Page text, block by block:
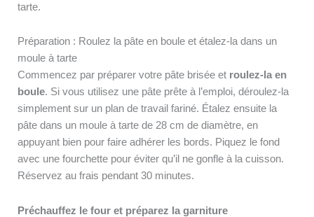
tarte.
Préparation : Roulez la pâte en boule et étalez-la dans un
moule à tarte
Commencez par préparer votre pâte brisée et roulez-la en
boule. Si vous utilisez une pâte prête à l’emploi, déroulez-la
simplement sur un plan de travail fariné. Étalez ensuite la
pâte dans un moule à tarte de 28 cm de diamètre, en
appuyant bien pour faire adhérer les bords. Piquez le fond
avec une fourchette pour éviter qu’il ne gonfle à la cuisson.
Réservez au frais pendant 30 minutes.
Préchauffez le four et préparez la garniture